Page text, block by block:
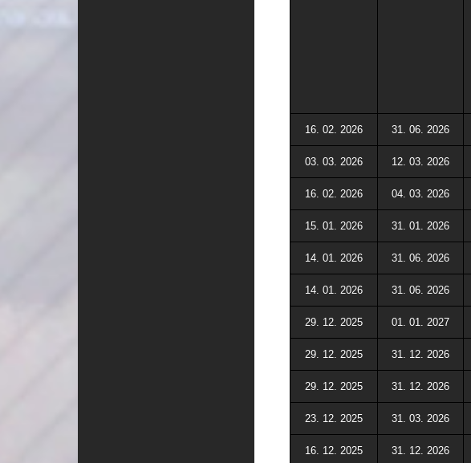
16. 02. 2026 31. 06. 2026
03. 03. 2026 12. 03. 2026
16. 02. 2026 04. 03. 2026
15. 01. 2026 31. 01. 2026
14. 01. 2026 31. 06. 2026
14. 01. 2026 31. 06. 2026
29. 12. 2025 01. 01. 2027
29. 12. 2025 31. 12. 2026
29. 12. 2025 31. 12. 2026
23. 12. 2025 31. 03. 2026
16. 12. 2025 31. 12. 2026